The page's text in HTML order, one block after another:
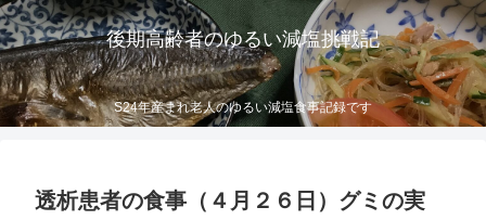
後期高齢者のゆるい減塩挑戦記
S24年産まれ老人のゆるい減塩食事記録です
透析患者の食事（４月２６日）グミの実